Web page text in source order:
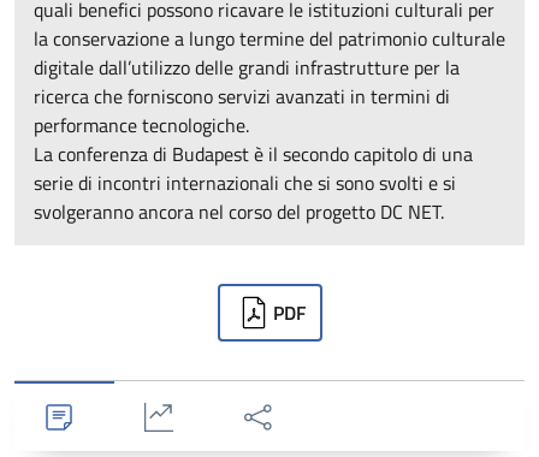
quali benefici possono ricavare le istituzioni culturali per
la conservazione a lungo termine del patrimonio culturale
digitale dall’utilizzo delle grandi infrastrutture per la
ricerca che forniscono servizi avanzati in termini di
performance tecnologiche.
La conferenza di Budapest è il secondo capitolo di una
serie di incontri internazionali che si sono svolti e si
svolgeranno ancora nel corso del progetto DC NET.
PDF
Dettagli Statistiche Condividi